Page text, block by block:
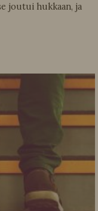
joutui hukkaan, ja